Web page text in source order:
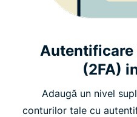
(2FA)
Adaugă un nivel
conturilor tale cu